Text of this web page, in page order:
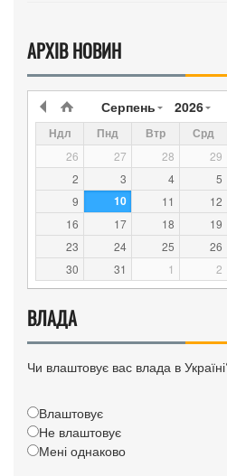
АРХІВ НОВИН
Серпень 2026
Ндл Пнд Втр Срд
26 27 28 29
2
3 4 5
9
10 11 12
16
17 18 19
23
24 25 26
30
31 1 2
ВЛАДА
Чи влаштовує вас влада в
Влаштовує
Не влаштовує
Мені однаково